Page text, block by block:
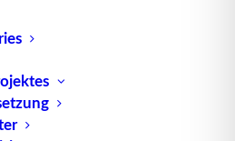
anhand Richt- und
werden unter anderem
Merkmale
Unternehmen. Das
dabei auf den